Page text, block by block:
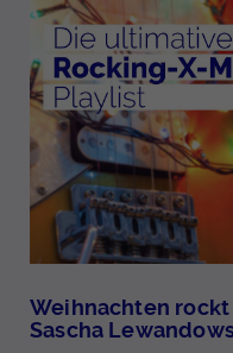
Weihnachten
Sascha